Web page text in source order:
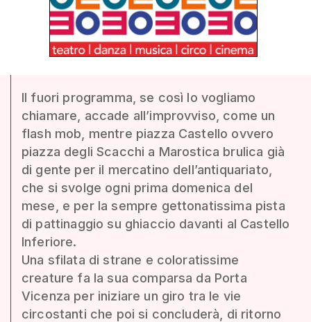
Il fuori programma, se così lo vogliamo
chiamare, accade all’improvviso, come un
flash mob, mentre piazza Castello ovvero
piazza degli Scacchi a Marostica brulica già
di gente per il mercatino dell’antiquariato,
che si svolge ogni prima domenica del
mese, e per la sempre gettonatissima pista
di pattinaggio su ghiaccio davanti al Castello
Inferiore.
Una sfilata di strane e coloratissime
creature fa la sua comparsa da Porta
Vicenza per iniziare un giro tra le vie
circostanti che poi si concluderà, di ritorno